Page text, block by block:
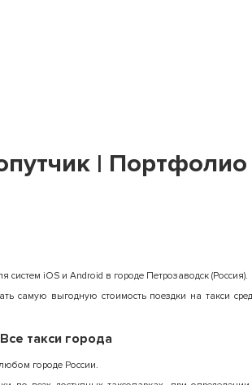
|
iOS и Android в городе Петрозаводск (Россия).
самую выгодную стоимость поездки на такси
такси города
городе России.